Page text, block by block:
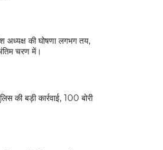
अध्यक्ष की घोषणा लगभग तय,
चरण में।
की बड़ी कार्रवाई, 100 बोरी